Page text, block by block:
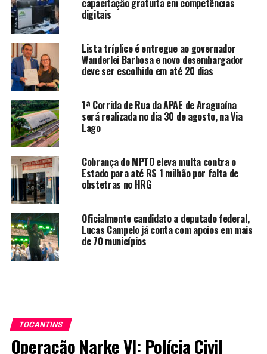
capacitação gratuita em competências
digitais
Lista tríplice é entregue ao governador
Wanderlei Barbosa e novo desembargador
deve ser escolhido em até 20 dias
1ª Corrida de Rua da APAE de Araguaína
será realizada no dia 30 de agosto, na Via
Lago
Cobrança do MPTO eleva multa contra o
Estado para até R$ 1 milhão por falta de
obstetras no HRG
Oficialmente candidato a deputado federal,
Lucas Campelo já conta com apoios em mais
de 70 municípios
TOCANTINS
Operação Narke VI: Polícia Civil